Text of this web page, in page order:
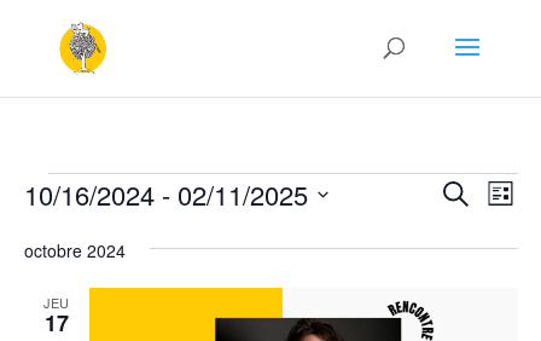
Évènements Recherche
de
Liste
10/16/2024 - 02/11/2025
une
octobre 2024
JEU
17